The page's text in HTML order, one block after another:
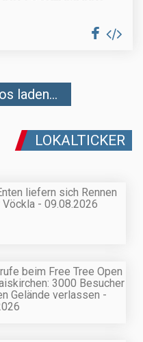
laden...
LOKALTICKER
liefern sich Rennen
- 09.08.2026
beim Free Tree Open
3000 Besucher
Gelände verlassen -